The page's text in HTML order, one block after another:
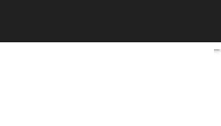
tocca quota 1